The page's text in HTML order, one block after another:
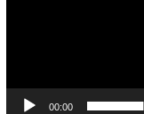
00:00